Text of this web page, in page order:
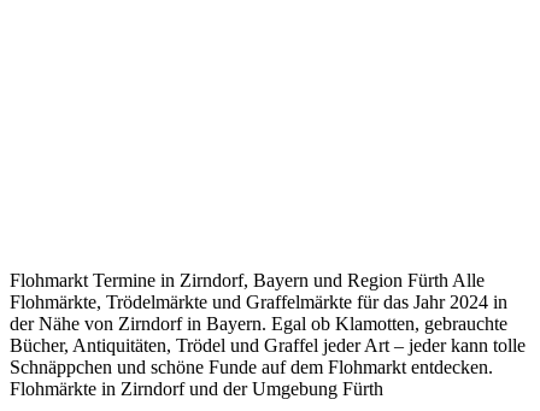
Flohmarkt Termine in Zirndorf, Bayern und Region Fürth Alle
Flohmärkte, Trödelmärkte und Graffelmärkte für das Jahr 2024 in
der Nähe von Zirndorf in Bayern. Egal ob Klamotten, gebrauchte
Bücher, Antiquitäten, Trödel und Graffel jeder Art – jeder kann tolle
Schnäppchen und schöne Funde auf dem Flohmarkt entdecken.
Flohmärkte in Zirndorf und der Umgebung Fürth